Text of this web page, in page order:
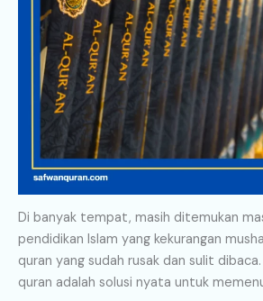
Di banyak tempat, masih ditemukan
pendidikan Islam yang kekurangan
quran yang sudah rusak dan sulit
quran adalah solusi nyata untuk